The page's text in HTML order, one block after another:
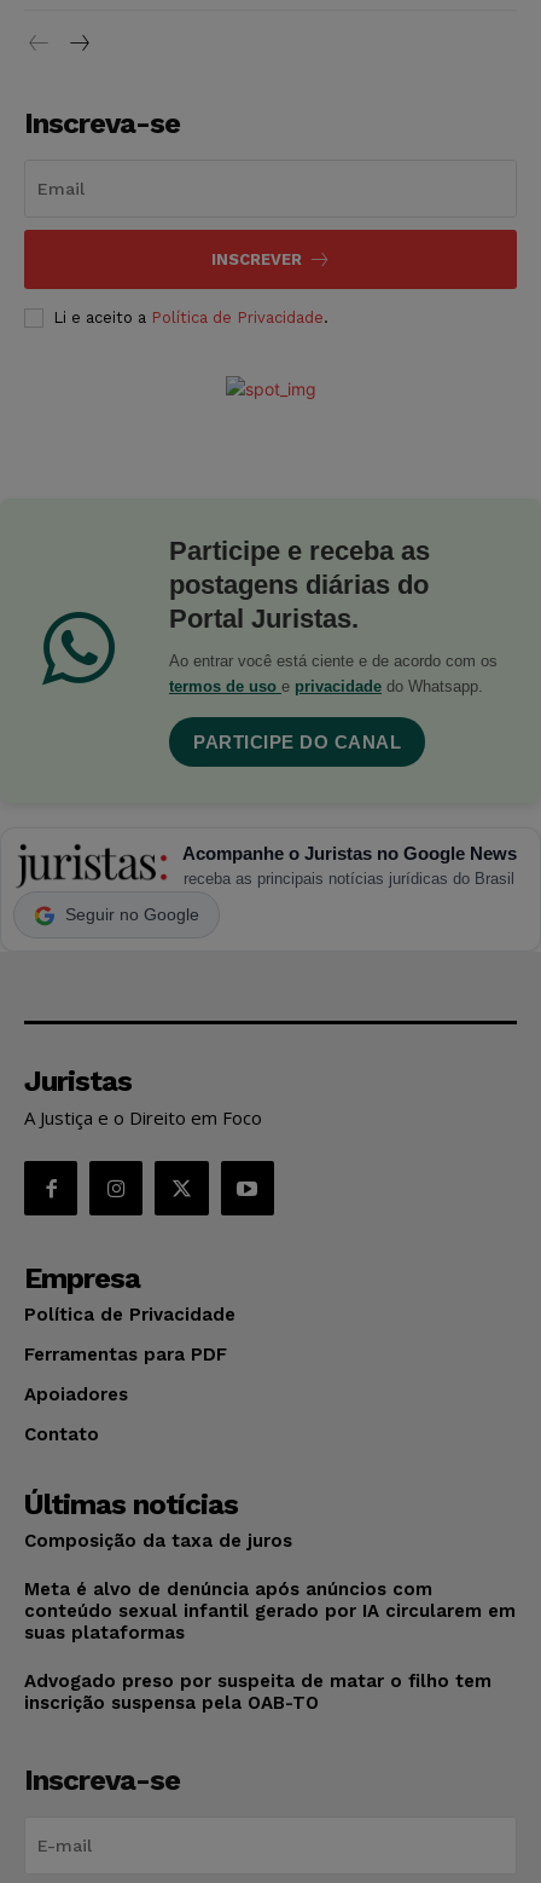
Inscreva-se
INSCREVER
Li e aceito a Política de Privacidade.
Participe e receba as
postagens diárias do
Portal Juristas.
Ao entrar você está ciente e de acordo com os
termos de uso e privacidade do Whatsapp.
PARTICIPE DO CANAL
Acompanhe o Juristas no Google News
receba as principais notícias jurídicas do Brasil
Seguir no Google
Juristas
A Justiça e o Direito em Foco
Empresa
Política de Privacidade
Ferramentas para PDF
Apoiadores
Contato
Últimas notícias
Composição da taxa de juros
Meta é alvo de denúncia após anúncios com
conteúdo sexual infantil gerado por IA circularem em
suas plataformas
Advogado preso por suspeita de matar o filho tem
inscrição suspensa pela OAB-TO
Inscreva-se